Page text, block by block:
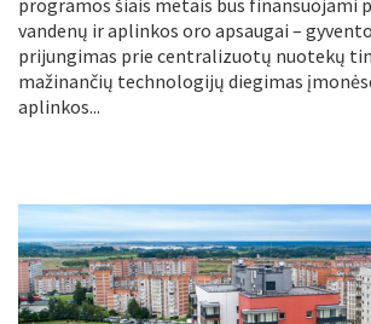
vandenų ir aplinkos oro apsaugai –
prijungimas prie centralizuotų nuotekų
mažinančių technologijų diegimas
aplinkos...